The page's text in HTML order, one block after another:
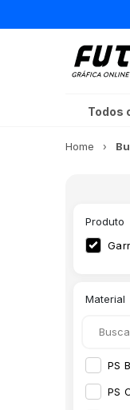
Todos
Home
Produto
Material
PS
PS